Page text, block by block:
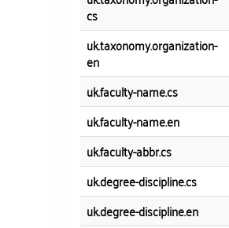
cs
uk.taxonomy.organization-
en
uk.faculty-name.cs
uk.faculty-name.en
uk.faculty-abbr.cs
uk.degree-discipline.cs
uk.degree-discipline.en